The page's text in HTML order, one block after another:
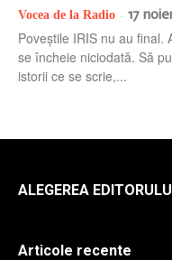
Vocea de la Radio - 17
Poveștile IRIS nu au final.
se încheie niciodată. Să
istorii ce se scrie,...
ALEGEREA
Articole recente